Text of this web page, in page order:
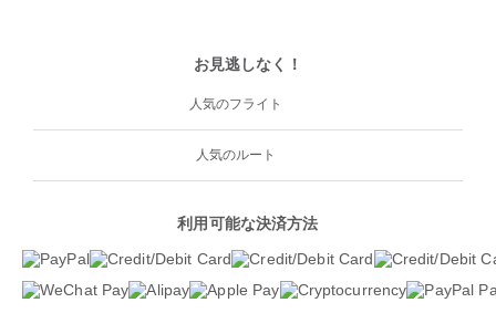
お見逃しなく！
人気のフライト
人気のルート
利用可能な決済方法